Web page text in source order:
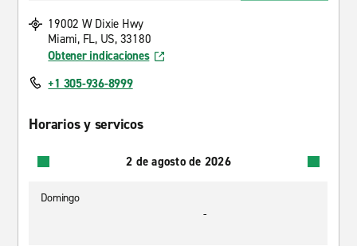
19002 W Dixie Hwy
Miami, FL, US, 33180
Obtener indicaciones
+1 305-936-8999
Horarios y servicos
2 de agosto de 2026
Domingo
-